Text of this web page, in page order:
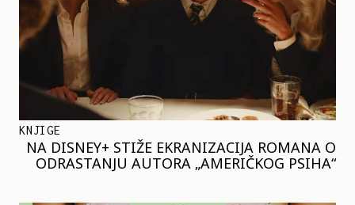
KNJIGE
NA DISNEY+ STIŽE EKRANIZACIJA ROMANA O
ODRASTANJU AUTORA „AMERIČKOG PSIHA“